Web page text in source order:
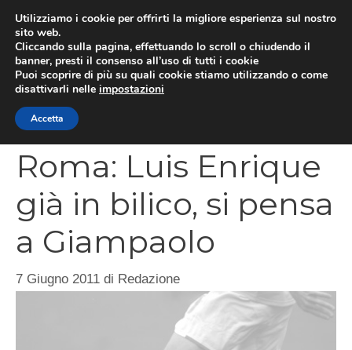
contenuto
Roma: Luis Enrique
già in bilico, si pensa
a Giampaolo
7 Giugno 2011 di Redazione
Utilizziamo i cookie per offrirti la migliore esperienza sul nostro
sito web.
Cliccando sulla pagina, effettuando lo scroll o chiudendo il
banner, presti il consenso all’uso di tutti i cookie
Puoi scoprire di più su quali cookie stiamo utilizzando o come
disattivarli nelle impostazioni
Accetta